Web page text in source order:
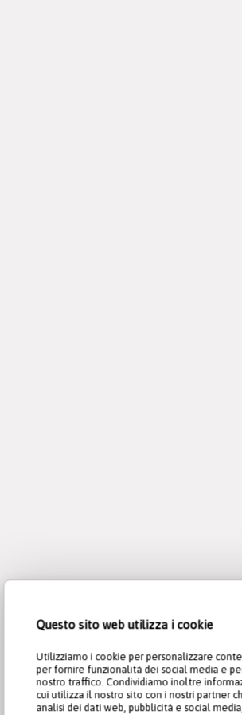
Questo sito web utilizza i cookie
Utilizziamo i cookie per personalizzare
per fornire funzionalità dei social media e
nostro traffico. Condividiamo inoltre
cui utilizza il nostro sito con i nostri partner
analisi dei dati web, pubblicità e social